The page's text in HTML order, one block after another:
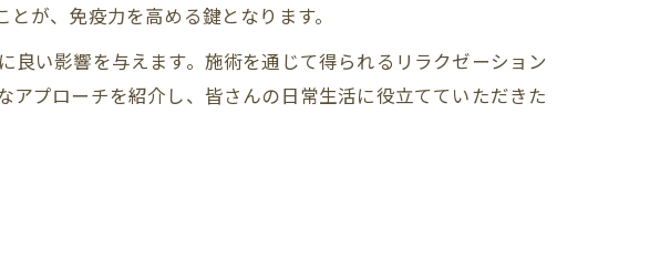
が、免疫力を高める鍵となります。
い影響を与えます。施術を通じて得られるリラクゼーション
プローチを紹介し、皆さんの日常生活に役立てていただきた